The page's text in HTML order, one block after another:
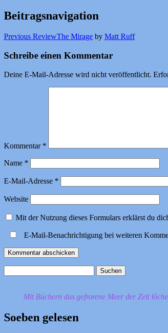
Beitragsnavigation
Previous ReviewThe Mirage by Matt Ruff
Schreibe einen Kommentar
Deine E-Mail-Adresse wird nicht veröffentlicht.
Kommentar *
Name *
E-Mail-Adresse *
Website
Mit der Nutzung dieses Formulars erklärst du
E-Mail-Benachrichtigung bei weiteren
nach:
Mit Büchern das gefrorene Meer der Zeit
Soeben gelesen